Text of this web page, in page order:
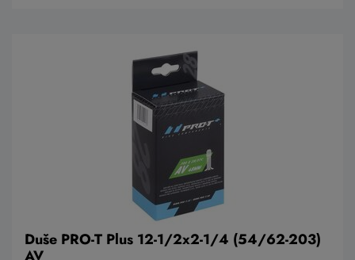
Duše PRO-T Plus 12-1/2x2-1/4 (54/62-203)